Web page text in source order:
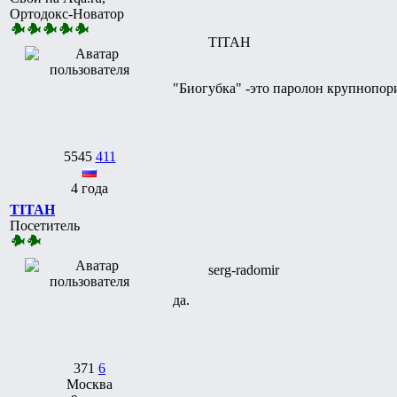
Ортодокс-Новатор
5545 411
4 года
TITAH
"Биогубка" -это паролон
TITAH
Посетитель
371 6
Москва
serg-radomir
да.